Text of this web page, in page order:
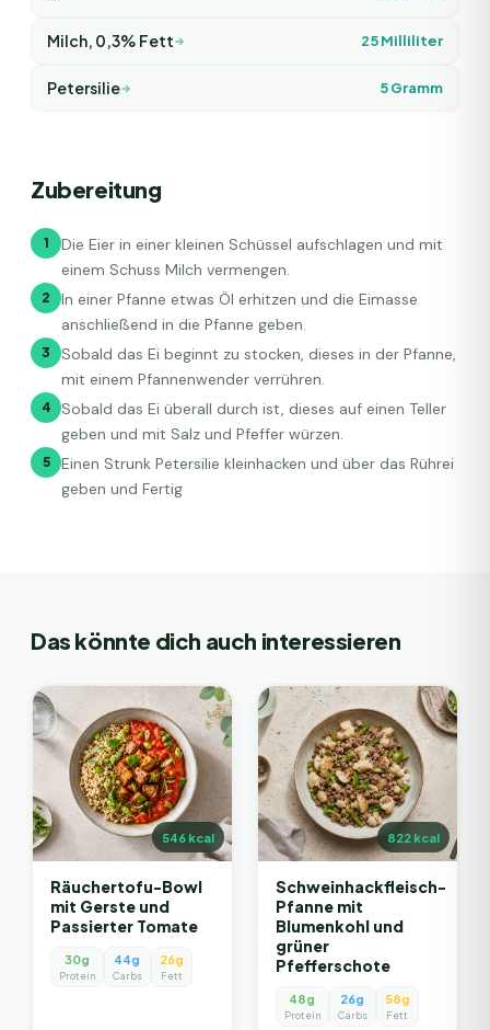
Milch, 0,3% Fett 25Milliliter
Petersilie 5Gramm
Zubereitung
1
Die Eier in einer kleinen Schüssel aufschlagen und mit
einem Schuss Milch vermengen.
2
In einer Pfanne etwas Öl erhitzen und die Eimasse
anschließend in die Pfanne geben.
3
Sobald das Ei beginnt zu stocken, dieses in der Pfanne,
mit einem Pfannenwender verrühren.
4
Sobald das Ei überall durch ist, dieses auf einen Teller
geben und mit Salz und Pfeffer würzen.
5
Einen Strunk Petersilie kleinhacken und über das Rührei
geben und Fertig
Das könnte dich auch interessieren
546kcal
Räuchertofu-Bowl
mit Gerste und
Passierter Tomate
30g
Protein
44g
Carbs
26g
Fett
822kcal
Schweinhackfleisch-
Pfanne mit
Blumenkohl und
grüner
Pfefferschote
48g
Protein
26g
Carbs
58g
Fett